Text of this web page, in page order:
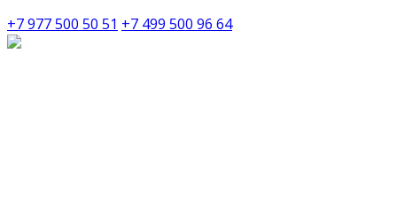
+7 977 500 50 51 +7 499 500 96 64